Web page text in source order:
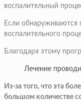
воспалительный
Если обнаруживаются
воспалительного
Благодаря этому
Лечение
Из-за того, что эта
большом количестве